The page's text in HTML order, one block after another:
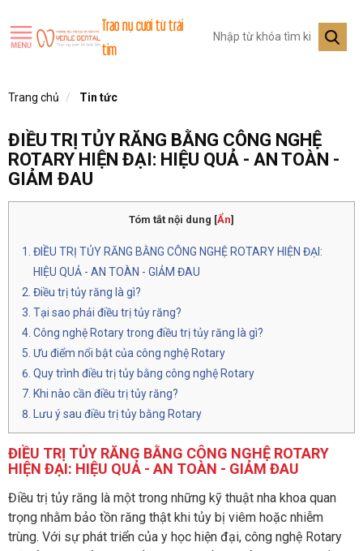
Trao nụ cười từ trái
tim
Trang chủ Tin tức
ĐIỀU TRỊ TỦY RĂNG BẰNG CÔNG NGHỆ
ROTARY HIỆN ĐẠI: HIỆU QUẢ - AN TOÀN -
GIẢM ĐAU
Tóm tắt nội dung [Ẩn]
ĐIỀU TRỊ TỦY RĂNG BẰNG CÔNG NGHỆ ROTARY HIỆN ĐẠI:
HIỆU QUẢ - AN TOÀN - GIẢM ĐAU
Điều trị tủy răng là gì?
Tại sao phải điều trị tủy răng?
Công nghệ Rotary trong điều trị tủy răng là gì?
Ưu điểm nổi bật của công nghệ Rotary
Quy trình điều trị tủy bằng công nghệ Rotary
Khi nào cần điều trị tủy răng?
Lưu ý sau điều trị tủy bằng Rotary
ĐIỀU TRỊ TỦY RĂNG BẰNG CÔNG NGHỆ ROTARY
HIỆN ĐẠI: HIỆU QUẢ - AN TOÀN - GIẢM ĐAU
Điều trị tủy răng là một trong những kỹ thuật nha khoa quan
trọng nhằm bảo tồn răng thật khi tủy bị viêm hoặc nhiễm
trùng. Với sự phát triển của y học hiện đại, công nghệ Rotary